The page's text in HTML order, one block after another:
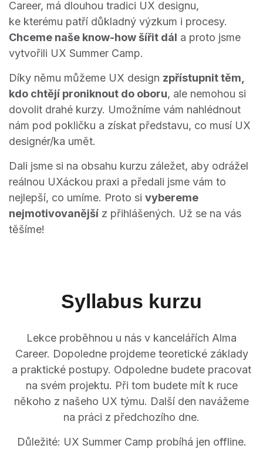
Career, má dlouhou tradici UX designu,
ke kterému patří důkladný výzkum i procesy.
Chceme naše know-how šířit dál a proto jsme
vytvořili UX Summer Camp.
Díky němu můžeme UX design zpřístupnit těm,
kdo chtějí proniknout do oboru, ale nemohou si
dovolit drahé kurzy. Umožníme vám nahlédnout
nám pod pokličku a získat představu, co musí UX
designér/ka umět.
Dali jsme si na obsahu kurzu záležet, aby odrážel
reálnou UXáckou praxi a předali jsme vám to
nejlepší, co umíme. Proto si vybereme
nejmotivovanější z přihlášených. Už se na vás
těšíme!
Syllabus kurzu
Lekce proběhnou u nás v kancelářích Alma
Career. Dopoledne projdeme teoretické základy
a praktické postupy. Odpoledne budete pracovat
na svém projektu. Při tom budete mít k ruce
někoho z našeho UX týmu. Další den navážeme
na práci z předchozího dne.
Důležité: UX Summer Camp probíhá jen offline.